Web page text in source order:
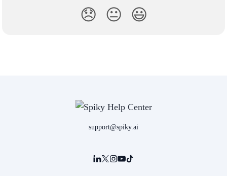
😞 😐 😃
support@spiky.ai